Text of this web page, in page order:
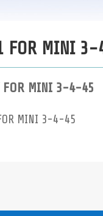
FOR MINI
FOR MINI 3-4-45
MINI 3-4-45